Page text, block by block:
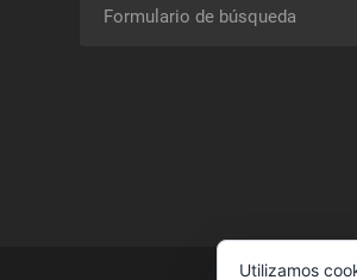
Utilizamos